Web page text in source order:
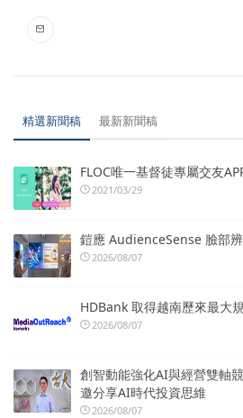
精選新聞稿 最新新聞稿
FLOC唯一基督徒專屬交友
2021/03/29
鎧應 AudienceSense 臉部
2026/08/07
HDBank 取得越南歷來最大
2026/08/07
創智動能強化AI與經營雙軸
邀分享AI時代投資思維
2026/08/07